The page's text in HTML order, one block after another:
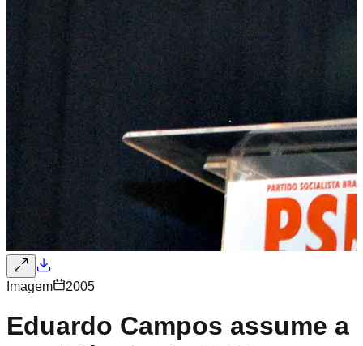
Imagem 2005
Eduardo Campos assume a